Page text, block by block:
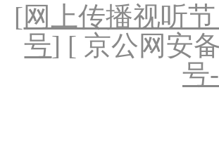
[网上传播视听
号] [ 京公网安
号